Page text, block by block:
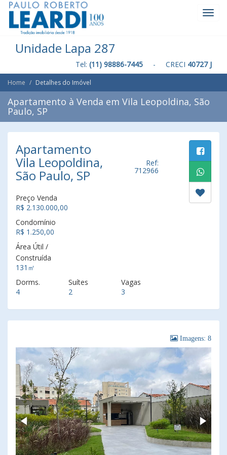
Unidade Lapa 287
Tel: (11) 98886-7445 - CRECI 40727 J
Home Detalhes do Imóvel
Apartamento à Venda em Vila Leopoldina, São
Paulo, SP
Apartamento
Vila Leopoldina,
São Paulo, SP
Ref:
712966
Preço Venda
R$ 2.130.000,00
Condomínio
R$ 1.250,00
Área Útil /
Construída
131㎡
Dorms.
4
Suítes
2
Vagas
3
Imagens: 8